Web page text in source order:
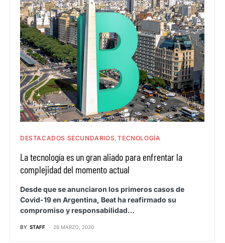
DESTACADOS SECUNDARIOS TECNOLOGÍA
La tecnología es un gran aliado para enfrentar la
complejidad del momento actual
Desde que se anunciaron los primeros casos de
Covid-19 en Argentina, Beat ha reafirmado su
compromiso y responsabilidad…
BY STAFF 26 MARZO, 2020